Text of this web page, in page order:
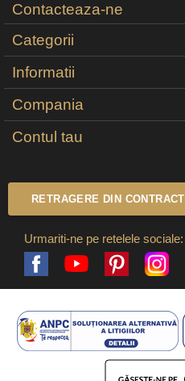
Contacteaza-ne
Categorii
Informatii
Compania
Contul tau
RETRAGERE DIN CONTRACT
Urmariti-ne pe retelele sociale:
FacebookYouTube Pinterest